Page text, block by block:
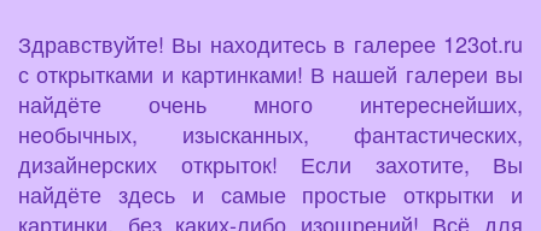
Здравствуйте! Вы находитесь в галерее 123ot.ru
с открытками и картинками! В нашей галереи вы
найдёте очень много интереснейших,
необычных, изысканных, фантастических,
дизайнерских открыток! Если захотите, Вы
найдёте здесь и самые простые открытки и
картинки, без каких-либо изощрений! Всё для